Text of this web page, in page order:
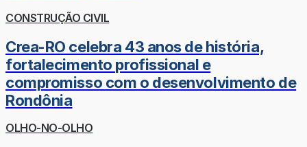
CONSTRUÇÃO CIVIL
Crea-RO celebra 43 anos de história,
fortalecimento profissional e
compromisso com o desenvolvimento de
Rondônia
OLHO-NO-OLHO